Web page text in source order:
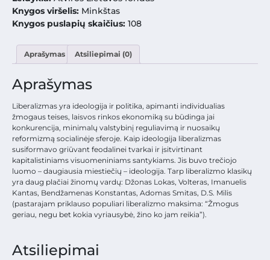
Knygos viršelis: Minkštas
Knygos puslapių skaičius: 108
Aprašymas Atsiliepimai (0)
Aprašymas
Liberalizmas yra ideologija ir politika, apimanti individualias
žmogaus teises, laisvos rinkos ekonomiką su būdinga jai
konkurencija, minimalų valstybinį reguliavimą ir nuosaikų
reformizmą socialinėje sferoje. Kaip ideologija liberalizmas
susiformavo griūvant feodalinei tvarkai ir įsitvirtinant
kapitalistiniams visuomeniniams santykiams. Jis buvo trečiojo
luomo – daugiausia miestiečių – ideologija. Tarp liberalizmo klasikų
yra daug plačiai žinomų vardų: Džonas Lokas, Volteras, Imanuelis
Kantas, Bendžamenas Konstantas, Adomas Smitas, D.S. Milis
(pastarajam priklauso populiari liberalizmo maksima: “Žmogus
geriau, negu bet kokia vyriausybė, žino ko jam reikia”).
Atsiliepimai